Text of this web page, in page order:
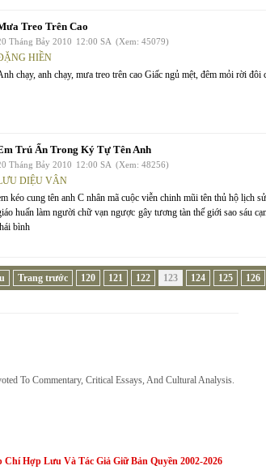
Treo Trên Cao
Tháng Bảy 2010 12:00 SA (Xem: 45079)
HIỀN
chạy, anh chạy, mưa treo trên cao Giấc ngủ mệt, đêm mỏi rời
Trú Ẩn Trong Ký Tự Tên Anh
Tháng Bảy 2010 12:00 SA (Xem: 48256)
DIỆU VÂN
kéo cung tên anh C nhân mã cuộc viễn chinh mũi tên thủ hộ lịch
huấn làm người chữ vạn ngược gây tương tàn thế giới sao sáu
bình
Trang trước 120 121 122 123 124 125 126
To Commentary, Critical Essays, And Cultural Analysis.
Chí Hợp Lưu Và Tác Giả Giữ Bản Quyền 2002-2026